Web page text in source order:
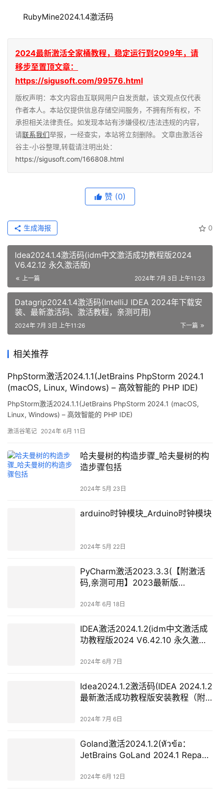
RubyMine2024.1.4激活码
2024最新激活全家桶教程，稳定运行到2099年，请
移步至置顶文章：
https://sigusoft.com/99576.html
版权声明：本文内容由互联网用户自发贡献，该文观点仅代表
作者本人。本站仅提供信息存储空间服务，不拥有所有权，不
承担相关法律责任。如发现本站有涉嫌侵权/违法违规的内容，
请联系我们举报，一经查实，本站将立刻删除。 文章由激活谷
谷主-小谷整理,转载请注明出处：
https://sigusoft.com/166808.html
赞 (0)
0
生成海报
Idea2024.1.4激活码(idm中文激活成功教程版2024
V6.42.12 永久激活版)
上一篇 2024年 7月 3日 上午11:23
Datagrip2024.1.4激活码(IntelliJ IDEA 2024年下载安
装、最新激活码、激活教程，亲测可用)
下一篇
2024年 7月 3日 上午11:26
相关推荐
PhpStorm激活2024.1.1(JetBrains PhpStorm 2024.1
(macOS, Linux, Windows) – 高效智能的 PHP IDE)
PhpStorm激活2024.1.1(JetBrains PhpStorm 2024.1 (macOS,
Linux, Windows) – 高效智能的 PHP IDE)
激活谷笔记 2024年 6月 11日
哈夫曼树的构造步骤_哈夫曼树的构
造步骤包括
2024年 5月 23日
arduino时钟模块_Arduino时钟模块
2024年 5月 22日
PyCharm激活2023.3.3(【附激活
码,亲测可用】2023最新版
装，永久使用)
2024年 6月 18日
IDEA激活2024.1.2(idm中文激活成
功教程版2024 V6.42.10 永久激活
2024年 6月 7日
Idea2024.1.2激活码(IDEA 2024.1.2
最新激活成功教程版安装教程（附
2024年 7月 6日
Goland激活2024.1.2(หัวข้อ：
JetBrains GoLand 2024.1 Repack
2024年 6月 12日